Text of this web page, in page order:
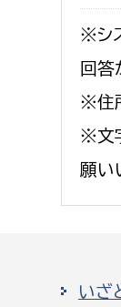
※シ
回答
※住
※文
願い
いざ